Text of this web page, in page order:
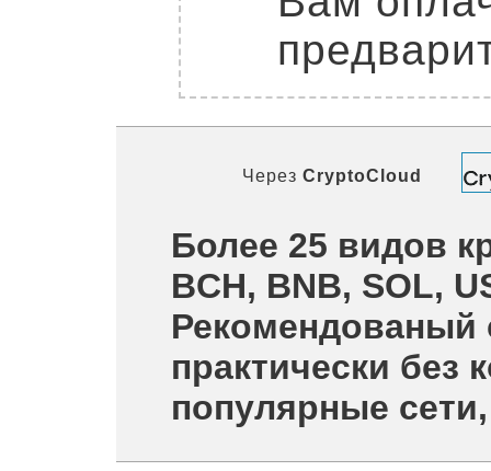
Через CryptoCloud
Более 25 видов
BCH, BNB, SOL,
Рекомендованый
практически без
популярные